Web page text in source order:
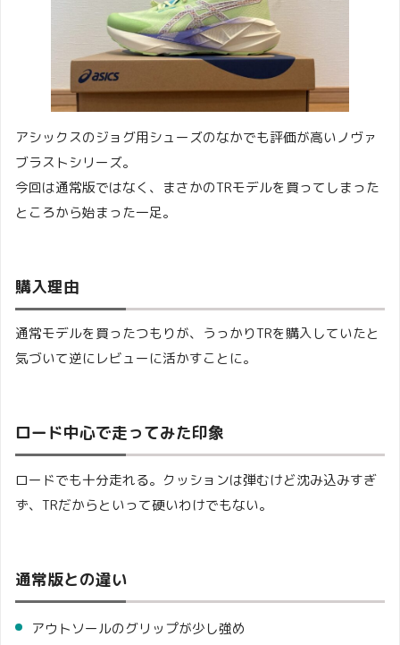
アシックスのジョグ用シューズのなかでも評価が高いノヴァ
ブラストシリーズ。
今回は通常版ではなく、まさかのTRモデルを買ってしまった
ところから始まった一足。
購入理由
通常モデルを買ったつもりが、うっかりTRを購入していたと
気づいて逆にレビューに活かすことに。
ロード中心で走ってみた印象
ロードでも十分走れる。クッションは弾むけど沈み込みすぎ
ず、TRだからといって硬いわけでもない。
通常版との違い
アウトソールのグリップが少し強め